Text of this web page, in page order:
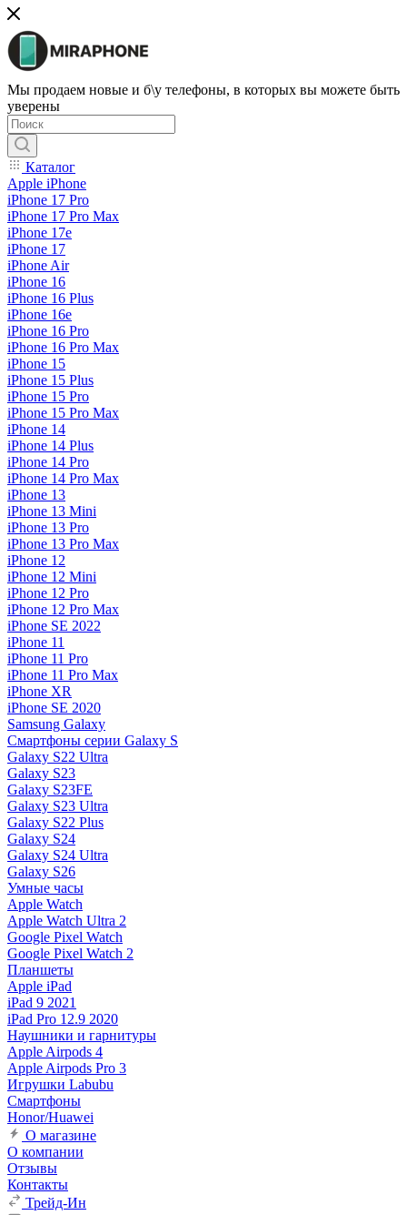
Мы продаем новые и б\у телефоны, в которых вы можете быть
уверены
Каталог
Apple iPhone
iPhone 17 Pro
iPhone 17 Pro Max
iPhone 17e
iPhone 17
iPhone Air
iPhone 16
iPhone 16 Plus
iPhone 16e
iPhone 16 Pro
iPhone 16 Pro Max
iPhone 15
iPhone 15 Plus
iPhone 15 Pro
iPhone 15 Pro Max
iPhone 14
iPhone 14 Plus
iPhone 14 Pro
iPhone 14 Pro Max
iPhone 13
iPhone 13 Mini
iPhone 13 Pro
iPhone 13 Pro Max
iPhone 12
iPhone 12 Mini
iPhone 12 Pro
iPhone 12 Pro Max
iPhone SE 2022
iPhone 11
iPhone 11 Pro
iPhone 11 Pro Max
iPhone XR
iPhone SE 2020
Samsung Galaxy
Смартфоны серии Galaxy S
Galaxy S22 Ultra
Galaxy S23
Galaxy S23FE
Galaxy S23 Ultra
Galaxy S22 Plus
Galaxy S24
Galaxy S24 Ultra
Galaxy S26
Умные часы
Apple Watch
Apple Watch Ultra 2
Google Pixel Watch
Google Pixel Watch 2
Планшеты
Apple iPad
iPad 9 2021
iPad Pro 12.9 2020
Наушники и гарнитуры
Apple Airpods 4
Apple Airpods Pro 3
Игрушки Labubu
Смартфоны
Honor/Huawei
О магазине
О компании
Отзывы
Контакты
Трейд-Ин